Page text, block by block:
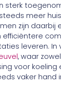
sterk
meer
zijn daarbij
leveren.
, waar
voor koeling
vaker hand